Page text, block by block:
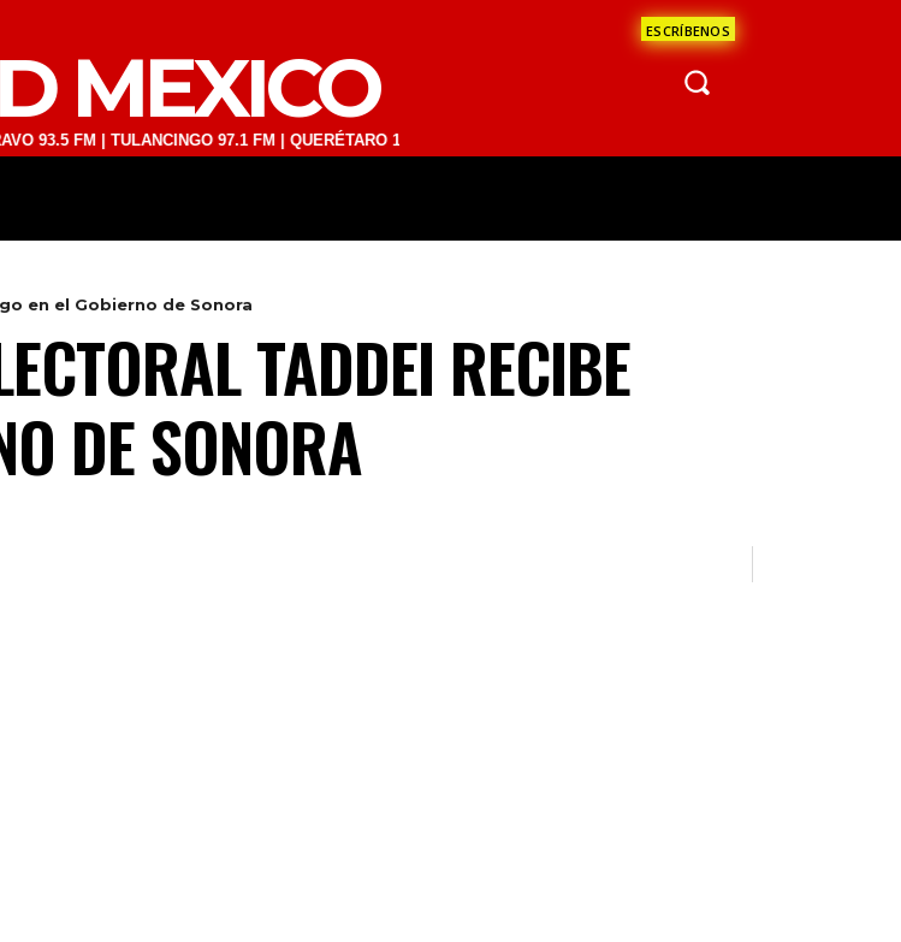
ESCRÍBENOS
MEXICO
| TULANCINGO 97.1 FM | QUERÉTARO 103.1 FM | SAN JUAN DEL RÍO 93.1 FM | GUADALAJARA 1510 AM | LA
en el Gobierno de Sonora
TADDEI RECIBE
DE SONORA